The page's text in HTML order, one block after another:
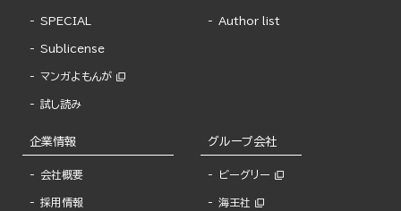
SPECIAL
Sublicense
マンガよもんが
試し読み
Author list
企業情報
会社概要
採用情報
グループ会社
ビーグリー
海王社